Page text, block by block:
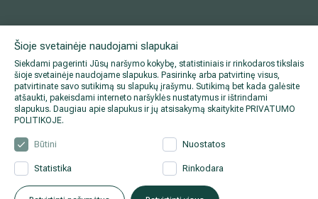
Šioje svetainėje naudojami slapukai
Siekdami pagerinti Jūsų naršymo kokybę, statistiniais ir rinkodaros tikslais
šioje svetainėje naudojame slapukus. Pasirinkę arba patvirtinę visus,
patvirtinate savo sutikimą su slapukų įrašymu. Sutikimą bet kada galėsite
atšaukti, pakeisdami interneto naršyklės nustatymus ir ištrindami
slapukus. Daugiau apie slapukus ir jų atsisakymą skaitykite PRIVATUMO
POLITIKOJE.
Būtini Nuostatos
Statistika Rinkodara